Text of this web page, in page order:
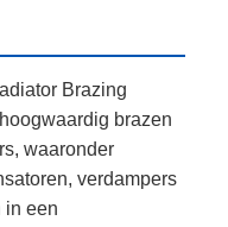
Brazing
brazen
waaronder
verdampers
in een